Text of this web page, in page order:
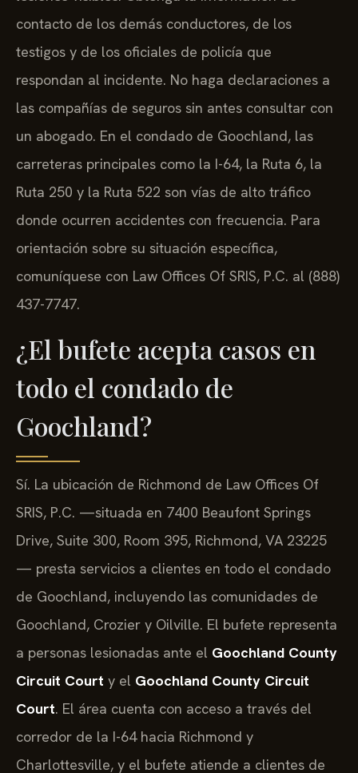
contacto de los demás conductores, de los
testigos y de los oficiales de policía que
respondan al incidente. No haga declaraciones a
las compañías de seguros sin antes consultar con
un abogado. En el condado de Goochland, las
carreteras principales como la I-64, la Ruta 6, la
Ruta 250 y la Ruta 522 son vías de alto tráfico
donde ocurren accidentes con frecuencia. Para
orientación sobre su situación específica,
comuníquese con Law Offices Of SRIS, P.C. al (888)
437-7747.
¿El bufete acepta casos en
todo el condado de
Goochland?
Sí. La ubicación de Richmond de Law Offices Of
SRIS, P.C. —situada en 7400 Beaufont Springs
Drive, Suite 300, Room 395, Richmond, VA 23225
— presta servicios a clientes en todo el condado
de Goochland, incluyendo las comunidades de
Goochland, Crozier y Oilville. El bufete representa
a personas lesionadas ante el Goochland County
Circuit Court y el Goochland County Circuit
Court. El área cuenta con acceso a través del
corredor de la I-64 hacia Richmond y
Charlottesville, y el bufete atiende a clientes de